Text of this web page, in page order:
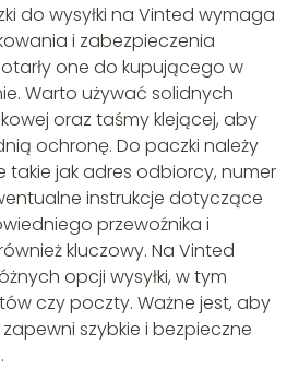
do wysyłki na Vinted wymaga
i zabezpieczenia
one do kupującego w
Warto używać solidnych
oraz taśmy klejącej, aby
ochronę. Do paczki należy
takie jak adres odbiorcy, numer
instrukcje dotyczące
przewoźnika i
kluczowy. Na Vinted
opcji wysyłki, w tym
czy poczty. Ważne jest, aby
szybkie i bezpieczne